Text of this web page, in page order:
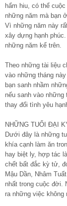
hẩm hiu, có thể
những năm mà bạn
Vì những năm này
xây dựng hạnh
những năm kể trên.
Theo những tài liệu
vào những tháng
bạn sanh nhầm
nếu sanh vào
thay đổi tình yêu
NHỮNG TUỔI ĐẠI
Dưới đây là những
khía cạnh làm ăn
hay biệt ly, hợp tác
chết bất đắc kỳ tử,
Mậu Dần, Nhâm
nhất trong cuộc đời.
ra những việc không